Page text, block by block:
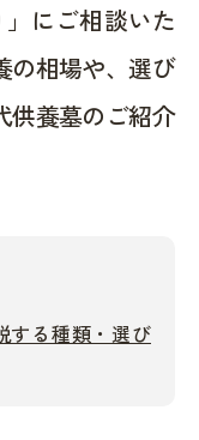
」にご相談いた
の相場や、選び
供養墓のご紹介
する種類・選び